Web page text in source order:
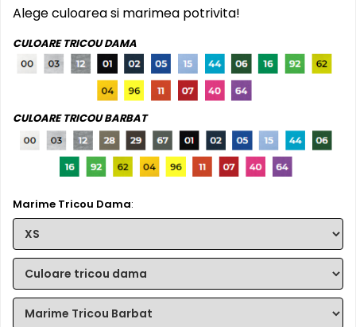
Infoboard
Standuri expozitionale
Standuri Mari
Standuri Mici
Standuri XL
Alege culoarea si marimea potrivita!
CULOARE TRICOU DAMA
CULOARE TRICOU BARBAT
Marime Tricou Dama: